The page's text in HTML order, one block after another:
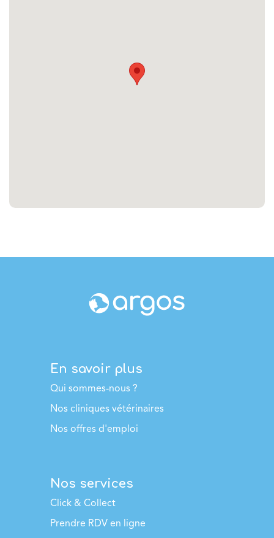
En savoir plus
Qui sommes-nous ?
Nos cliniques vétérinaires
Nos offres d'emploi
Nos services
Click & Collect
Prendre RDV en ligne